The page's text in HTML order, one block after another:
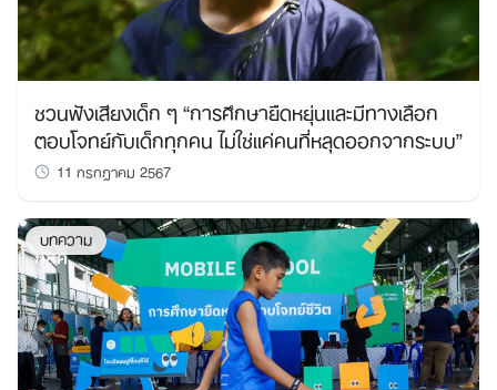
ชวนฟังเสียงเด็ก ๆ “การศึกษายืดหยุ่นและมีทางเลือก
ตอบโจทย์กับเด็กทุกคน ไม่ใช่แค่คนที่หลุดออกจากระบบ”
11 กรกฎาคม 2567
บทความ